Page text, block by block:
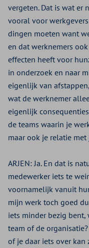
vergeten. Dat is wat er
vooral voor
dingen moeten want
en dat werknemers
effecten heeft voor
in onderzoek en naar
eigenlijk van
wat de werknemer
eigenlijk
de teams waarin je
maar ook je relatie met
ARJEN: Ja. En dat is
medewerker iets te
voornamelijk vanuit
mijn werk toch goed
iets minder bezig
team of de
of je daar iets over kan